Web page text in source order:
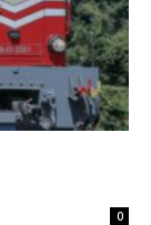
0